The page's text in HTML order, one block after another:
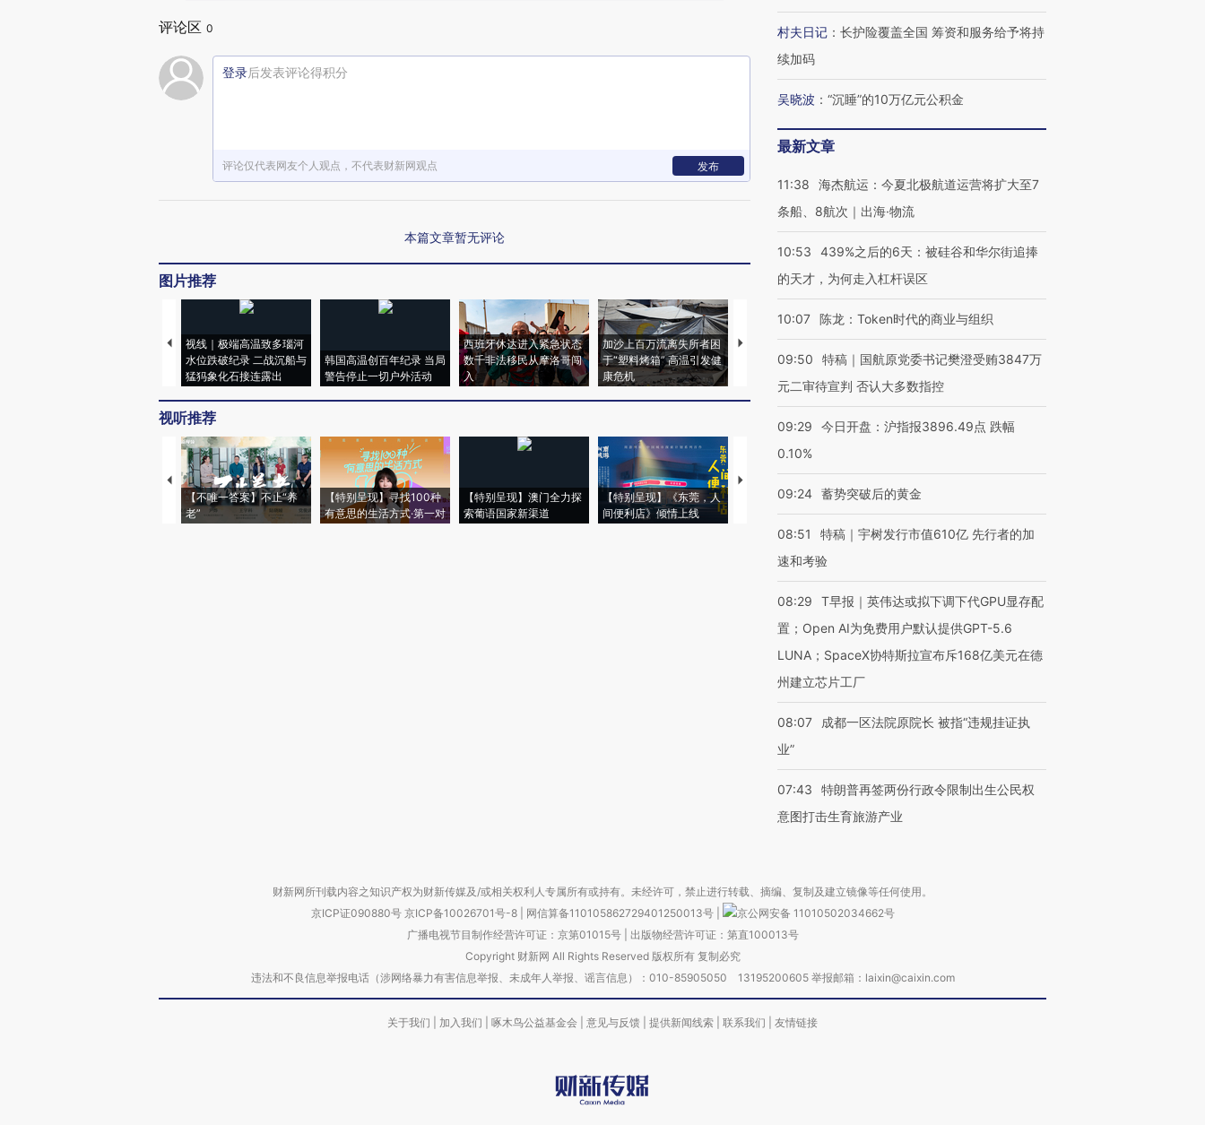
评论区 0
登录后发表评论得积分
评论仅代表网友个人观点，不代表财新网观点 发布
本篇文章暂无评论
图片推荐
视线｜极端高温致多瑙河
水位跌破纪录 二战沉船与
猛犸象化石接连露出
韩国高温创百年纪录 当局
警告停止一切户外活动
西班牙休达进入紧急状态
数千非法移民从摩洛哥闯
入
加沙上百万流离失所者困
于“塑料烤箱” 高温引发健
康危机
视线｜HYROX的吸金
术：是什么让中产们甘
马航飞行员跨国走私7万
粒摇头丸 尿检体内含3种
视线｜被称为“蟑螂”的印
度Z世代 用街头抗争将教
视听推荐
【不唯一答案】不止“养
老”
【特别呈现】寻找100种
有意思的生活方式·第一对
【特别呈现】澳门全力探
索葡语国家新渠道
【特别呈现】《东莞，人
间便利店》倾情上线
【推广】走进第四届链博
会，让数智科技“链”接产
【特别呈现】寻找100种
有意思的生活方式·第三对
住三大增长引擎是什么？
村夫日记 ： 长护险覆盖全国 筹资和服务给予将持
续加码
吴晓波 ： “沉睡”的10万亿元公积金
最新文章
11:38
海杰航运：今夏北极航道运营将扩大至7
条船、8航次｜出海·物流
10:53
439%之后的6天：被硅谷和华尔街追捧
的天才，为何走入杠杆误区
10:07 陈龙：Token时代的商业与组织
09:50
特稿｜国航原党委书记樊澄受贿3847万
元二审待宣判 否认大多数指控
09:29
今日开盘：沪指报3896.49点 跌幅
0.10%
09:24 蓄势突破后的黄金
08:51
特稿｜宇树发行市值610亿 先行者的加
速和考验
08:29
T早报｜英伟达或拟下调下代GPU显存配
置；Open AI为免费用户默认提供GPT-5.6
LUNA；SpaceX协特斯拉宣布斥168亿美元在德
州建立芯片工厂
08:07
成都一区法院原院长 被指“违规挂证执
业”
07:43
特朗普再签两份行政令限制出生公民权
意图打击生育旅游产业
财新网所刊载内容之知识产权为财新传媒及/或相关权利人专属所有或持有。未经许可，禁止进行转载、摘编、复制及建立镜像等任何使用。
京ICP证090880号 京ICP备10026701号-8 网信算备110105862729401250013号
京公网安备 11010502034662号
广播电视节目制作经营许可证：京第01015号| 出版物经营许可证：第直100013号
Copyright 财新网 All Rights Reserved 版权所有 复制必究
违法和不良信息举报电话（涉网络暴力有害信息举报、未成年人举报、谣言信息）：010-85905050 13195200605 举报邮箱：laixin@caixin.com
关于我们 加入我们 啄木鸟公益基金会 意见与反馈 提供新闻线索 联系我们 友情链接